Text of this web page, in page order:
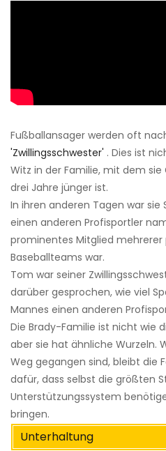
Fußballansager werden oft
'Zwillingsschwester' . Dies ist
Witz in der Familie, mit dem
drei Jahre jünger ist.
In ihren anderen Tagen war sie
einen anderen Profisportler
prominentes Mitglied mehrerer
Baseballteams war.
Tom war seiner
darüber gesprochen, wie viel
Mannes einen anderen
Die Brady-Familie ist nicht wie
aber sie hat ähnliche Wurzeln.
Weg gegangen sind, bleibt die
dafür, dass selbst die größten
Unterstützungssystem
bringen.
Unterhaltung